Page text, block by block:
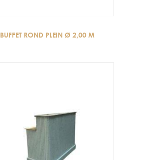
BUFFET ROND PLEIN Ø 2,00 M